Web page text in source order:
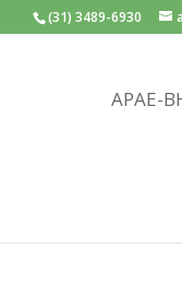
(31) 3489-6930
APAE-